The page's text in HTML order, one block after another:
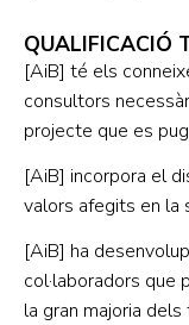
QUALIFICACIÓ
[AiB] té els
consultors
projecte que es
[AiB] incorpora el
valors afegits en la
[AiB] ha
col·laboradors que
la gran majoria